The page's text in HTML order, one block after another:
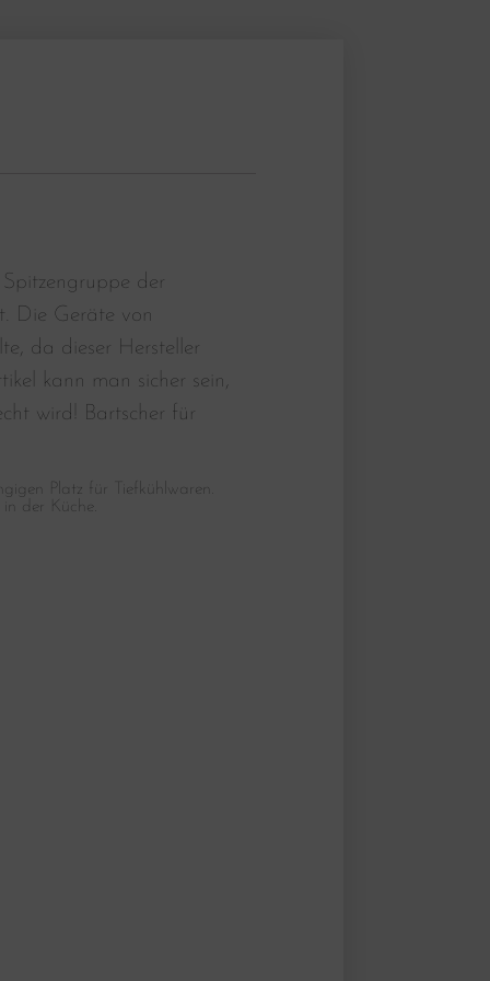
der
Die Geräte von
da dieser Hersteller
kann man sicher sein,
wird! Bartscher für
Platz für Tiefkühlwaren.
der Küche.